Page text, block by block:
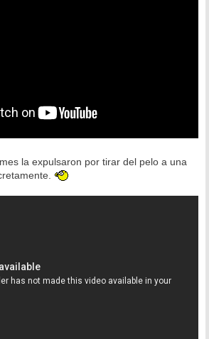
la expulsaron por tirar del pelo a una